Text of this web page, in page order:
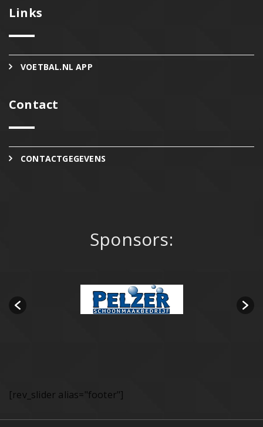
Links
VOETBAL.NL APP
Contact
CONTACTGEGEVENS
Sponsors:
[rev_slider alias="footer"]